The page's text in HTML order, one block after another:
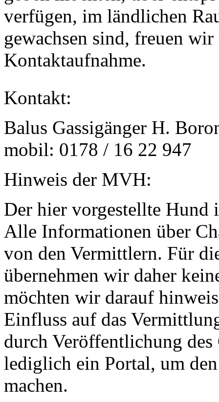
verfügen, im ländlichen
gewachsen sind, freuen
Kontaktaufnahme.
Kontakt:
Balus Gassigänger H.
mobil: 0178 / 16 22 947
Hinweis der MVH:
Der hier vorgestellte Hund
Alle Informationen über
von den Vermittlern. Für
übernehmen wir daher
möchten wir darauf
Einfluss auf das
durch Veröffentlichung des
lediglich ein Portal, um
machen.